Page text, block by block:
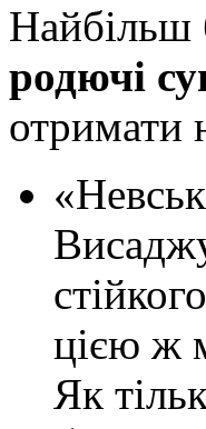
Найбільш
родючі
отримати
цією ж
Як